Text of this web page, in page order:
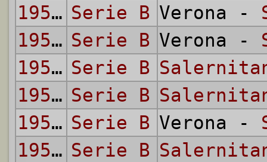
1951/52 Serie B Verona -
1952/53 Serie B Verona -
1952/53 Serie B
1953/54 Serie B
1953/54 Serie B Verona -
1954/55 Serie B